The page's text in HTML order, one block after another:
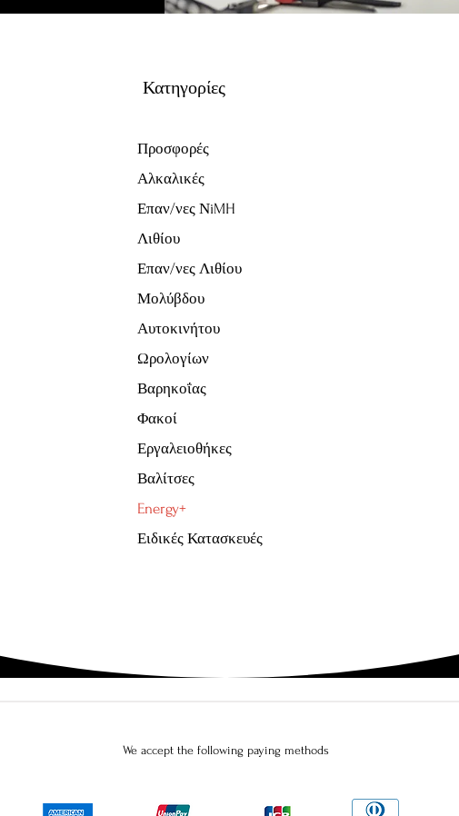
Κατηγορίες
Προσφορές
Αλκαλικές
Επαν/νες ΝiMH
Λιθίου
Επαν/νες Λιθίου
Μολύβδου
Αυτοκινήτου
Ωρολογίων
Βαρηκοΐας
Φακοί
Εργαλειοθήκες
Βαλίτσες
Energy+
Ειδικές Κατασκευές
We accept the following paying methods